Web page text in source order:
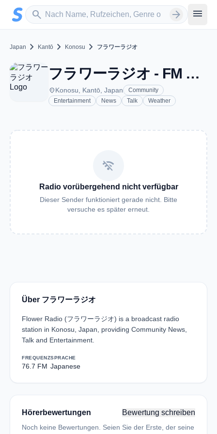
Zum Hauptinhalt springen
search
Sender suchen arrow_forward menu
Japan chevron_right Kantō chevron_right Konosu chevron_right フラワーラジオ
フラワーラジオ - FM 76.7 - Konosu
placeKonosu, Kantō, Japan
Community
Entertainment
News Talk Weather
wifi_off
Radio vorübergehend nicht verfügbar
Dieser Sender funktioniert gerade nicht. Bitte
versuche es später erneut.
Über フラワーラジオ
Flower Radio (フラワーラジオ) is a broadcast radio
station in Konosu, Japan, providing Community News,
Talk and Entertainment.
FREQUENZ
76.7 FM
SPRACHE
Japanese
Hörerbewertungen Bewertung schreiben
Noch keine Bewertungen. Seien Sie der Erste, der seine